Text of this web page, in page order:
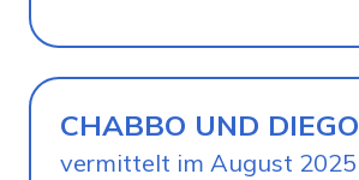
CHABBO UND DIEGO
vermittelt im August 2025